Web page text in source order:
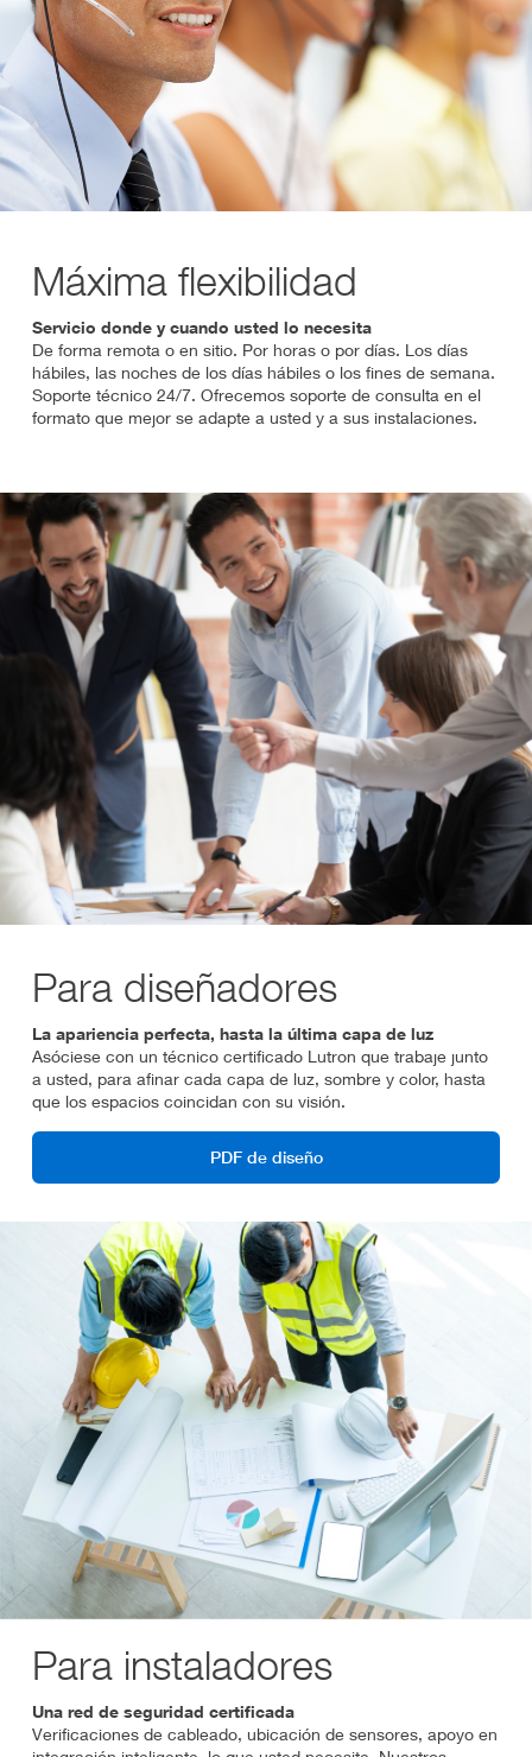
Máxima flexibilidad
Servicio donde y cuando usted lo necesita
De forma remota o en sitio. Por horas o por días. Los días
hábiles, las noches de los días hábiles o los fines de semana.
Soporte técnico 24/7. Ofrecemos soporte de consulta en el
formato que mejor se adapte a usted y a sus instalaciones.
Para diseñadores
La apariencia perfecta, hasta la última capa de luz
Asóciese con un técnico certificado Lutron que trabaje junto
a usted, para afinar cada capa de luz, sombre y color, hasta
que los espacios coincidan con su visión.
PDF de diseño
Para instaladores
Una red de seguridad certificada
Verificaciones de cableado, ubicación de sensores, apoyo en